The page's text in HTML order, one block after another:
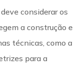
considerar os
a construção e
técnicas, como a
para a